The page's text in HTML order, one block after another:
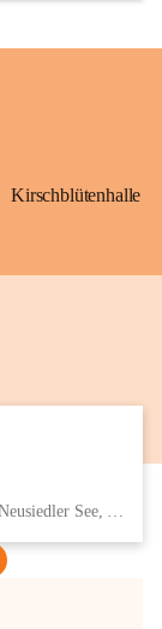
Kirschblütenhalle
Eisenstädter Straße 18, 7091 Breitenbrunn am Neusiedler See, AUT